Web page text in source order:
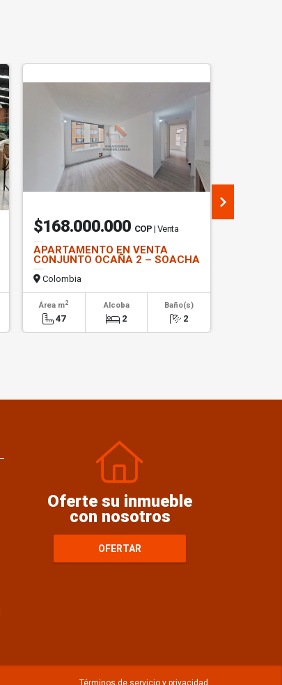
$168.000.000 COP | Venta
APARTAMENTO EN VENTA
CONJUNTO OCAÑA 2 – SOACHA
Colombia
Área m2
47
Alcoba
2
Baño(s)
2
Oferte su inmueble
con nosotros
OFERTAR
Términos de servicio y privacidad